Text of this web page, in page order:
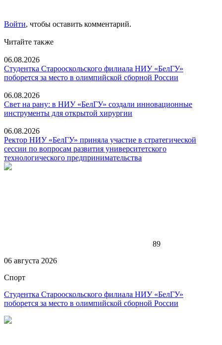
Войти, чтобы оставить комментарий.
Читайте также
06.08.2026
Студентка Старооскольского филиала НИУ «БелГУ»
поборется за место в олимпийской сборной России
06.08.2026
Свет на рану: в НИУ «БелГУ» создали инновационные
инструменты для открытой хирургии
06.08.2026
Ректор НИУ «БелГУ» приняла участие в стратегической
сессии по вопросам развития университетского
технологического предпринимательства
89
06 августа 2026
Спорт
Студентка Старооскольского филиала НИУ «БелГУ»
поборется за место в олимпийской сборной России